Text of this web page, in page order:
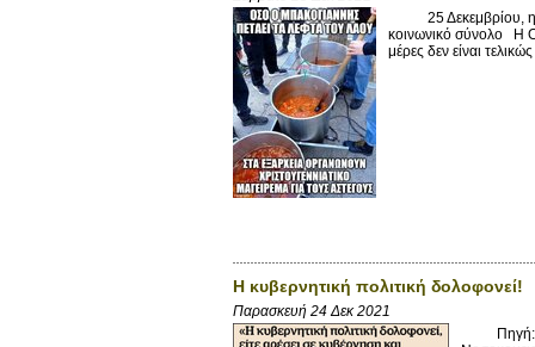
25 Δεκεμβρίου,
κοινωνικό σύνολο Η
μέρες δεν είναι
Η κυβερνητική πολιτική δολοφονεί!
Παρασκευή 24 Δεκ 2021
Πηγή: